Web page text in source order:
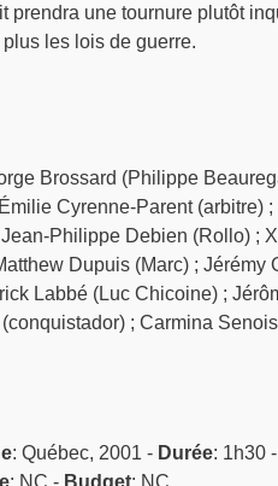
prendra une tournure plutôt
les lois de guerre.
Brossard (Philippe
Cyrenne-Parent (arbitre) ;
Philippe Debien (Rollo) ;
Dupuis (Marc) ; Jérémy
Labbé (Luc Chicoine) ;
; Carmina
: Québec, 2001 - Durée: 1h30 -
: NC - Budget: NC.